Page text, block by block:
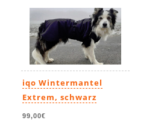
iqo Wintermantel
Extrem, schwarz
99,00€